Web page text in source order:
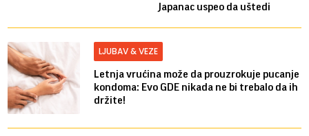
Japanac uspeo da uštedi
LJUBAV & VEZE
Letnja vrućina može da prouzrokuje pucanje
kondoma: Evo GDE nikada ne bi trebalo da ih
držite!